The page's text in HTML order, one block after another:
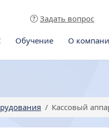
Задать вопрос
Обучение О
Кассовый